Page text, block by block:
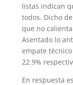
listas indican
todos. Dicho
que no
Asentado lo
empate técnico
22.9%
En respuesta